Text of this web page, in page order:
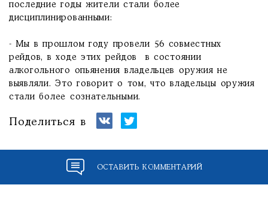
последние годы жители стали более
дисциплинированными:
- Мы в прошлом году провели 56 совместных
рейдов, в ходе этих рейдов в состоянии
алкогольного опьянения владельцев оружия не
выявляли. Это говорит о том, что владельцы оружия
стали более сознательными.
Поделиться в
ОСТАВИТЬ КОММЕНТАРИЙ